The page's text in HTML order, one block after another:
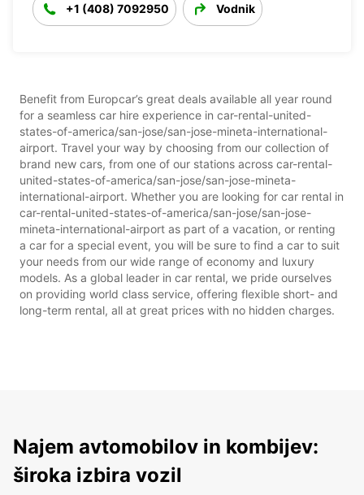
+1 (408) 7092950 Vodnik
Benefit from Europcar’s great deals available all year round
for a seamless car hire experience in car-rental-united-
states-of-america/san-jose/san-jose-mineta-international-
airport. Travel your way by choosing from our collection of
brand new cars, from one of our stations across car-rental-
united-states-of-america/san-jose/san-jose-mineta-
international-airport. Whether you are looking for car rental in
car-rental-united-states-of-america/san-jose/san-jose-
mineta-international-airport as part of a vacation, or renting
a car for a special event, you will be sure to find a car to suit
your needs from our wide range of economy and luxury
models. As a global leader in car rental, we pride ourselves
on providing world class service, offering flexible short- and
long-term rental, all at great prices with no hidden charges.
Najem avtomobilov in kombijev:
široka izbira vozil